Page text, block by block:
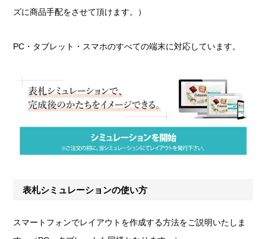
ズに商品手配をさせて頂けます。）
PC・タブレット・スマホのすべての端末に対応しています。
表札シミュレーションの使い方
スマートフォンでレイアウトを作成する方法をご説明いたしま